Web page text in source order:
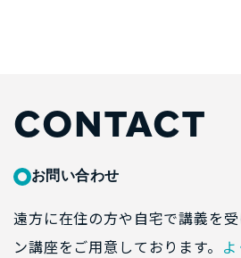
CONTACT
お問い合わせ
遠方に在住の方や自宅で講義を
ン講座をご用意しております。